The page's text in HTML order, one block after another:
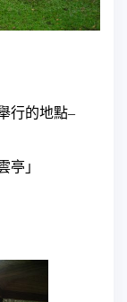
行的地點–
亭」